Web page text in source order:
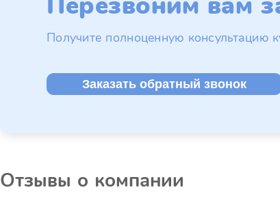
Получите полноценную консультацию
Заказать обратный звонок
Отзывы о компании